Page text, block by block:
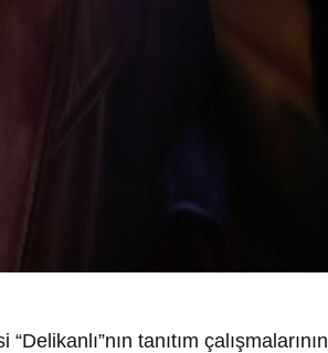
tanıtım çalışmalarının